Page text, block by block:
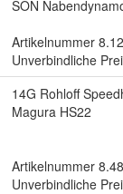
SON
Artikelnummer
Unverbindliche
14G Rohloff
Magura HS22
Artikelnummer
Unverbindliche